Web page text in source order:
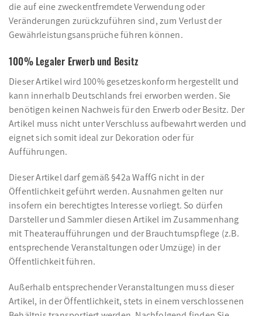
die auf eine zweckentfremdete Verwendung oder
Veränderungen zurückzuführen sind, zum Verlust der
Gewährleistungsansprüche führen können.
100% Legaler Erwerb und Besitz
Dieser Artikel wird 100% gesetzeskonform hergestellt und
kann innerhalb Deutschlands frei erworben werden. Sie
benötigen keinen Nachweis für den Erwerb oder Besitz. Der
Artikel muss nicht unter Verschluss aufbewahrt werden und
eignet sich somit ideal zur Dekoration oder für
Aufführungen.
Dieser Artikel darf gemäß §42a WaffG nicht in der
Öffentlichkeit geführt werden. Ausnahmen gelten nur
insofern ein berechtigtes Interesse vorliegt. So dürfen
Darsteller und Sammler diesen Artikel im Zusammenhang
mit Theateraufführungen und der Brauchtumspflege (z.B.
entsprechende Veranstaltungen oder Umzüge) in der
Öffentlichkeit führen.
Außerhalb entsprechender Veranstaltungen muss dieser
Artikel, in der Öffentlichkeit, stets in einem verschlossenen